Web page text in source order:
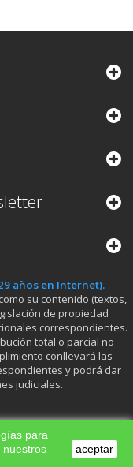
años en Internet).
su contenido (textos,
de propiedad
correspondientes.
total o parcial no
conllevará las
y podrá dar
judiciales.
para
aceptar